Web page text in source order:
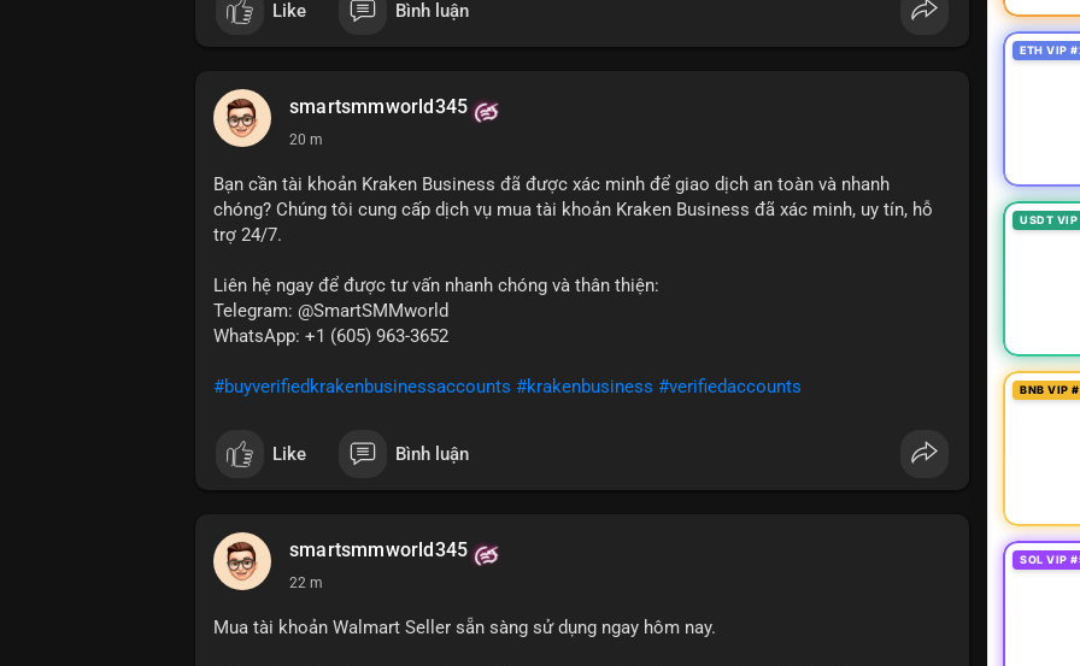
Like Bình luận
smartsmmworld345
20 m
Bạn cần tài khoản Kraken Business đã được xác minh để giao dịch an toàn và nhanh
chóng? Chúng tôi cung cấp dịch vụ mua tài khoản Kraken Business đã xác minh, uy tín, hỗ
trợ 24/7.
Liên hệ ngay để được tư vấn nhanh chóng và thân thiện:
Telegram: @SmartSMMworld
WhatsApp: +1 (605) 963-3652
#buyverifiedkrakenbusinessaccounts #krakenbusiness #verifiedaccounts
Like Bình luận
smartsmmworld345
22 m
Mua tài khoản Walmart Seller sẵn sàng sử dụng ngay hôm nay.
ETH VIP
USDT
BNB VIP
SOL VIP